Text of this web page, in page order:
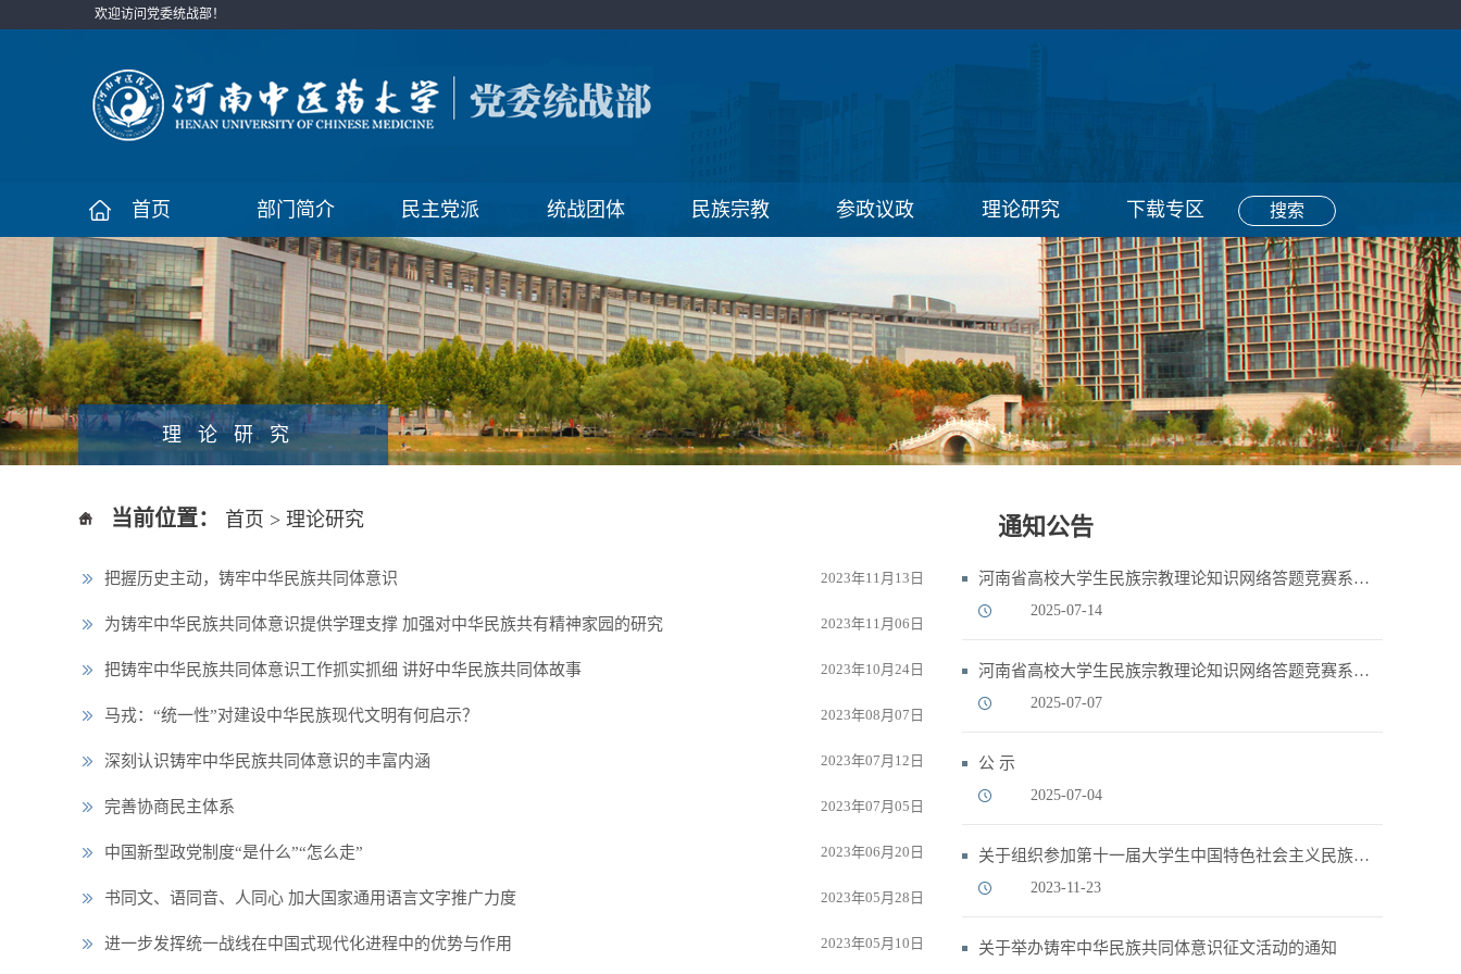
欢迎访问党委统战部！
首页 部门简介 民主党派 统战团体 民族宗教 参政议政 理论研究 下载专区 搜索
理论研究
当前位置： 首页 > 理论研究
2023年11月13日
把握历史主动，铸牢中华民族共同体意识
2023年11月06日
为铸牢中华民族共同体意识提供学理支撑 加强对中华民族共有精神家园的研究
2023年10月24日
把铸牢中华民族共同体意识工作抓实抓细 讲好中华民族共同体故事
2023年08月07日
马戎：“统一性”对建设中华民族现代文明有何启示？
2023年07月12日
深刻认识铸牢中华民族共同体意识的丰富内涵
2023年07月05日
完善协商民主体系
2023年06月20日
中国新型政党制度“是什么”“怎么走”
2023年05月28日
书同文、语同音、人同心 加大国家通用语言文字推广力度
2023年05月10日
进一步发挥统一战线在中国式现代化进程中的优势与作用
通知公告
河南省高校大学生民族宗教理论知识网络答题竞赛系统及服务项目采购结果公示
2025-07-14
河南省高校大学生民族宗教理论知识网络答题竞赛系统及服务项目采购公告
2025-07-07
公 示
2025-07-04
关于组织参加第十一届大学生中国特色社会主义民族宗教理论知识竞赛的通知
2023-11-23
关于举办铸牢中华民族共同体意识征文活动的通知